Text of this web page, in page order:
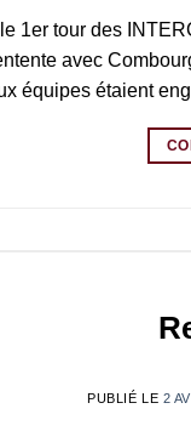
1er tour des
avec
équipes étaient
PUBLIÉ LE 2